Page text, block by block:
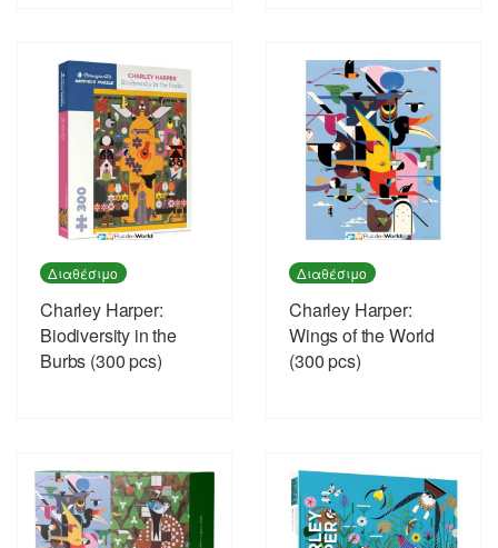
Διαθέσιμο
Charley Harper:
Biodiversity in the
Burbs (300 pcs)
Διαθέσιμο
Charley Harper:
Wings of the World
(300 pcs)